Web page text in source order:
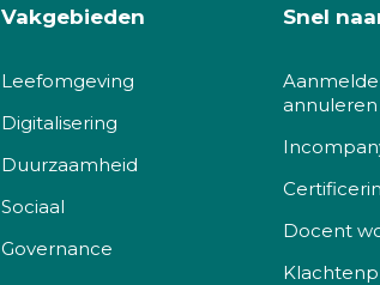
Vakgebieden
Leefomgeving
Digitalisering
Duurzaamheid
Sociaal
Governance
Snel
annuleren
Docent